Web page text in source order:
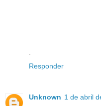
Responder
Unknown 1 de abril